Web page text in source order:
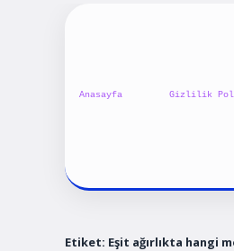
Anasayfa Gizlilik
Etiket: Eşit ağırlıkta hangi